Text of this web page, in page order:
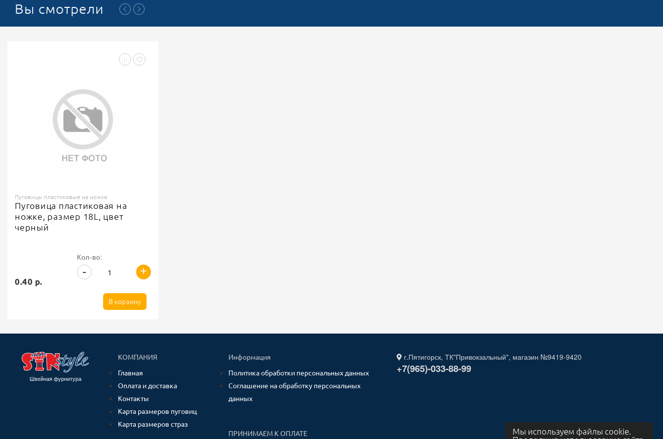
Мы используем файлы cookie.
Вы смотрели
Пуговицы пластиковые на ножке
Пуговица пластиковая на
ножке, размер 18L, цвет
черный
0.40 р.
Кол-во:
+
-
В корзину
Швейная фурнитура
КОМПАНИЯ
Главная
Оплата и доставка
Контакты
Карта размеров пуговиц
Карта размеров страз
Информация
Политика обработки персональных данных
Соглашение на обработку персональных
данных
ПРИНИМАЕМ К ОПЛАТЕ
г.Пятигорск, ТК"Привокзальный", магазин №9419-9420
+7(965)-033-88-99